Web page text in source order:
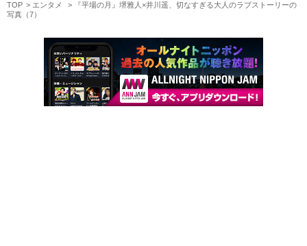
TOP エンタメ
『平場の月』堺雅人×井川遥、切なすぎる大人のラブストーリーの
写真（7）